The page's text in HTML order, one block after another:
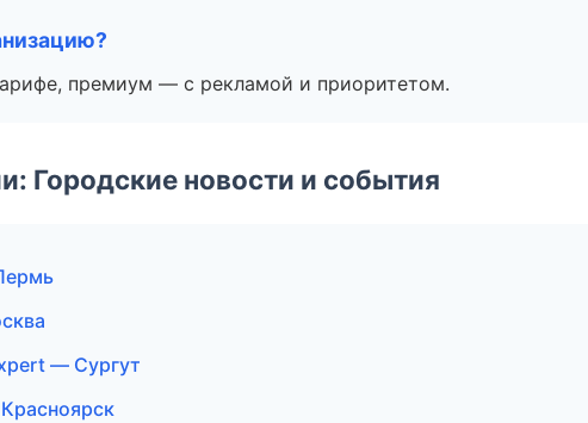
премиум — с рекламой и приоритетом.
Городские новости и события
— Сургут